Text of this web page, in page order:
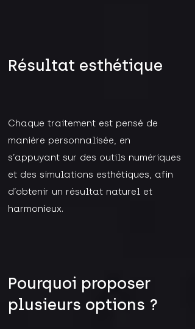
Résultat esthétique
Chaque traitement est pensé de
manière personnalisée, en
s’appuyant sur des outils numériques
et des simulations esthétiques, afin
d’obtenir un résultat naturel et
harmonieux.
Pourquoi proposer
plusieurs options ?